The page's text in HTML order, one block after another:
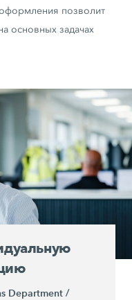
позволит
основных задачах
Department /